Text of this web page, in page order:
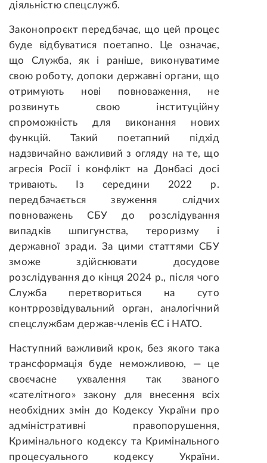
діяльністю спецслужб.
Законопроєкт передбачає, що цей процес
буде відбуватися поетапно. Це означає,
що Служба, як і раніше, виконуватиме
свою роботу, допоки державні органи, що
отримують нові повноваження, не
розвинуть свою інституційну
спроможність для виконання нових
функцій. Такий поетапний підхід
надзвичайно важливий з огляду на те, що
агресія Росії і конфлікт на Донбасі досі
тривають. Із середини 2022 р.
передбачається звуження слідчих
повноважень СБУ до розслідування
випадків шпигунства, тероризму і
державної зради. За цими статтями СБУ
зможе здійснювати досудове
розслідування до кінця 2024 р., після чого
Служба перетвориться на суто
контррозвідувальний орган, аналогічний
спецслужбам держав-членів ЄС і НАТО.
Наступний важливий крок, без якого така
трансформація буде неможливою, — це
своєчасне ухвалення так званого
«сателітного» закону для внесення всіх
необхідних змін до Кодексу України про
адміністративні правопорушення,
Кримінального кодексу та Кримінального
процесуального кодексу України.